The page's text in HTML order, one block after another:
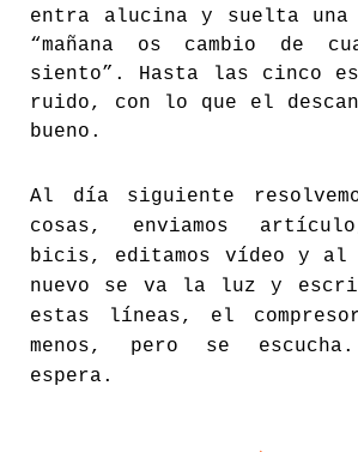
entra alucina y suelta una
“mañana os cambio de
siento”. Hasta las cinco
ruido, con lo que el
bueno.
Al día siguiente
cosas, enviamos
bicis, editamos vídeo y al
nuevo se va la luz y
estas líneas, el
menos, pero se
espera.